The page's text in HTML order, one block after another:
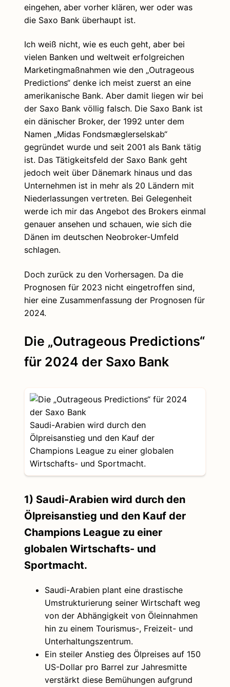
eingehen, aber vorher klären, wer oder was
die Saxo Bank überhaupt ist.
Ich weiß nicht, wie es euch geht, aber bei
vielen Banken und weltweit erfolgreichen
Marketingmaßnahmen wie den „Outrageous
Predictions“ denke ich meist zuerst an eine
amerikanische Bank. Aber damit liegen wir bei
der Saxo Bank völlig falsch. Die Saxo Bank ist
ein dänischer Broker, der 1992 unter dem
Namen „Midas Fondsmæglerselskab“
gegründet wurde und seit 2001 als Bank tätig
ist. Das Tätigkeitsfeld der Saxo Bank geht
jedoch weit über Dänemark hinaus und das
Unternehmen ist in mehr als 20 Ländern mit
Niederlassungen vertreten. Bei Gelegenheit
werde ich mir das Angebot des Brokers einmal
genauer ansehen und schauen, wie sich die
Dänen im deutschen Neobroker-Umfeld
schlagen.
Doch zurück zu den Vorhersagen. Da die
Prognosen für 2023 nicht eingetroffen sind,
hier eine Zusammenfassung der Prognosen für
2024.
Die „Outrageous Predictions“
für 2024 der Saxo Bank
Saudi-Arabien wird durch den
Ölpreisanstieg und den Kauf der
Champions League zu einer globalen
Wirtschafts- und Sportmacht.
1) Saudi-Arabien wird durch den
Ölpreisanstieg und den Kauf der
Champions League zu einer
globalen Wirtschafts- und
Sportmacht.
Saudi-Arabien plant eine drastische
Umstrukturierung seiner Wirtschaft weg
von der Abhängigkeit von Öleinnahmen
hin zu einem Tourismus-, Freizeit- und
Unterhaltungszentrum.
Ein steiler Anstieg des Ölpreises auf 150
US-Dollar pro Barrel zur Jahresmitte
verstärkt diese Bemühungen aufgrund